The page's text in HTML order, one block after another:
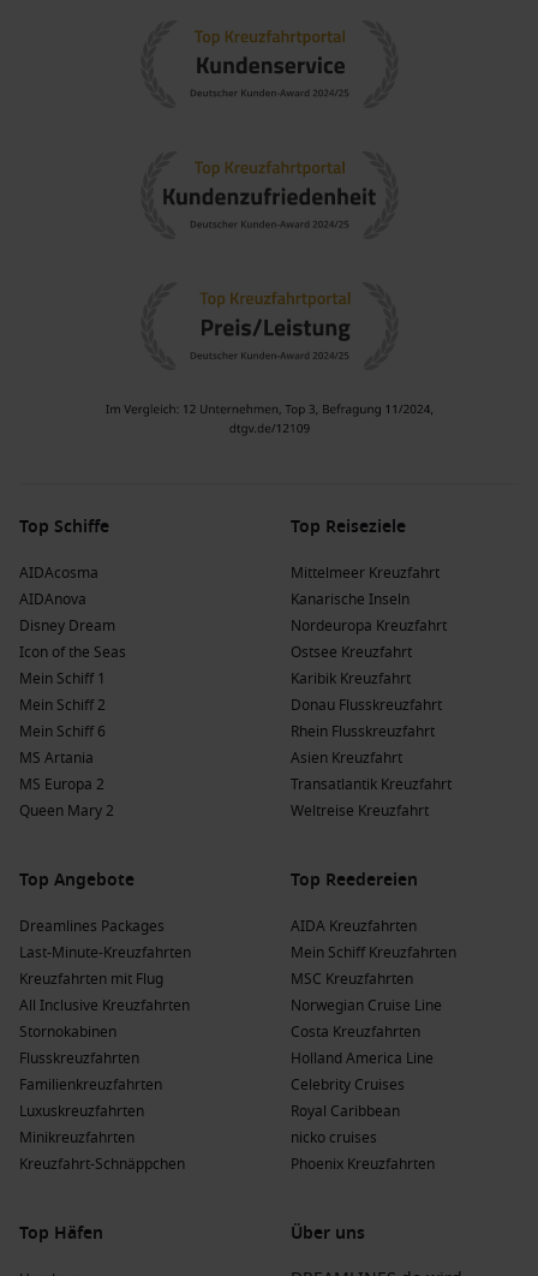
Top Schiffe
AIDAcosma
AIDAnova
Disney Dream
Icon of the Seas
Mein Schiff 1
Mein Schiff 2
Mein Schiff 6
MS Artania
MS Europa 2
Queen Mary 2
Top Reiseziele
Mittelmeer Kreuzfahrt
Kanarische Inseln
Nordeuropa Kreuzfahrt
Ostsee Kreuzfahrt
Karibik Kreuzfahrt
Donau Flusskreuzfahrt
Rhein Flusskreuzfahrt
Asien Kreuzfahrt
Transatlantik Kreuzfahrt
Weltreise Kreuzfahrt
Top Angebote
Dreamlines Packages
Last-Minute-Kreuzfahrten
Kreuzfahrten mit Flug
All Inclusive Kreuzfahrten
Stornokabinen
Flusskreuzfahrten
Familienkreuzfahrten
Luxuskreuzfahrten
Minikreuzfahrten
Kreuzfahrt-Schnäppchen
Top Reedereien
AIDA Kreuzfahrten
Mein Schiff Kreuzfahrten
MSC Kreuzfahrten
Norwegian Cruise Line
Costa Kreuzfahrten
Holland America Line
Celebrity Cruises
Royal Caribbean
nicko cruises
Phoenix Kreuzfahrten
Top Häfen
Über uns